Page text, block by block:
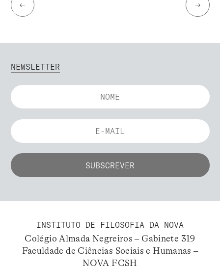
← →
NEWSLETTER
INSTITUTO DE FILOSOFIA DA NOVA
Colégio Almada Negreiros – Gabinete 319
Faculdade de Ciências Sociais e Humanas –
NOVA FCSH